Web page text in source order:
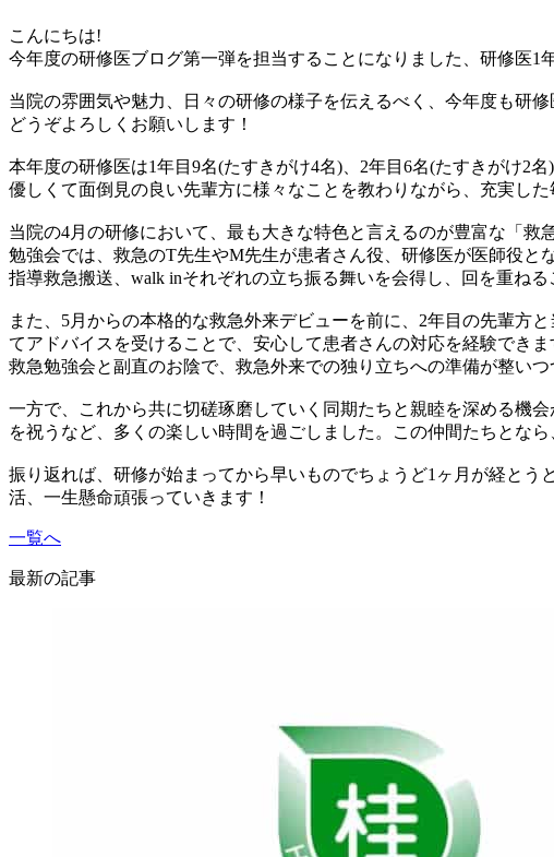
こんにちは!
今年度の研修医ブログ第一弾を担当することになりました、研修医1
当院の雰囲気や魅力、日々の研修の様子を伝えるべく、今年度も研
どうぞよろしくお願いします！
本年度の研修医は1年目9名(たすきがけ4名)、2年目6名(たすきがけ2名
優しくて面倒見の良い先輩方に様々なことを教わりながら、充実した
当院の4月の研修において、最も大きな特色と言えるのが豊富な「救
勉強会では、救急のT先生やM先生が患者さん役、研修医が医師役と
指導救急搬送、walk inそれぞれの立ち振る舞いを会得し、回を重ね
また、5月からの本格的な救急外来デビューを前に、2年目の先輩方
てアドバイスを受けることで、安心して患者さんの対応を経験できま
救急勉強会と副直のお陰で、救急外来での独り立ちへの準備が整いつ
一方で、これから共に切磋琢磨していく同期たちと親睦を深める機
を祝うなど、多くの楽しい時間を過ごしました。この仲間たちとな
振り返れば、研修が始まってから早いものでちょうど1ヶ月が経と
活、一生懸命頑張っていきます！
一覧へ
最新の記事